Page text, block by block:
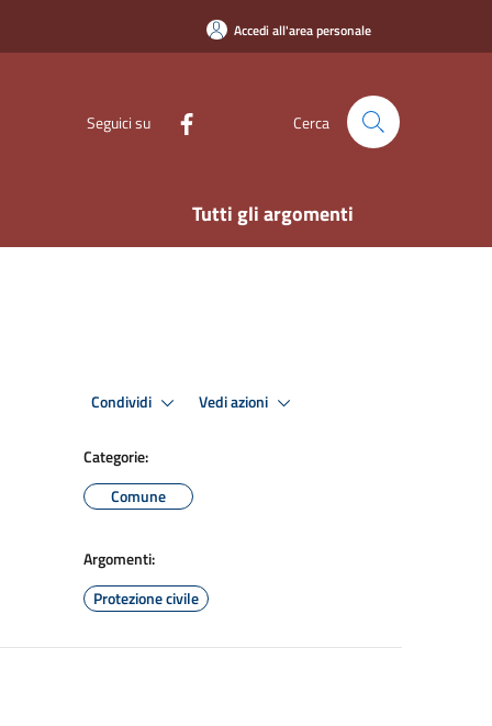
Accedi all'area personale
Seguici su Cerca
Tutti gli argomenti
Condividi Vedi azioni
Categorie:
Comune
Argomenti:
Protezione civile